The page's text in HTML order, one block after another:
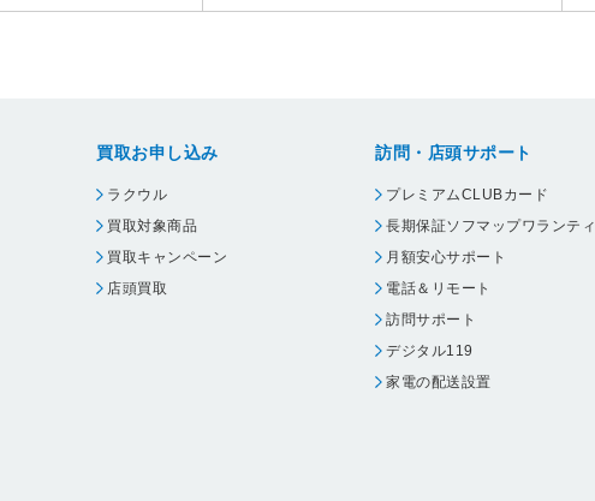
買取お申し込み
ラクウル
買取対象商品
買取キャンペーン
店頭買取
訪問・店頭サポート
プレミアムCLUBカード
長期保証ソフマップワランティ
月額安心サポート
電話＆リモート
訪問サポート
デジタル119
家電の配送設置